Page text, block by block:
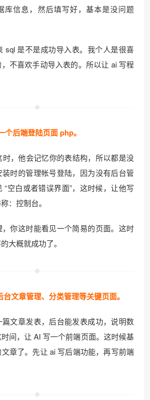
库信息，然后填写好，基本是没问题
sql 是不是成功导入表。我个人是很喜
不喜欢手动导入表的。所以让 ai 写程
后端登陆页面 php。
时，他会记忆你的表结构，所以都是没
时的管理帐号登陆，因为没有后台管
“空白或者错误界面”，这时候，让他写
：控制台。
你这时能看见一个简易的页面。这时
大概就成功了。
文章管理、分类管理等关键页面。
文章发表，后台能发表成功，说明数
间，让 AI 写一个前端页面。这时候基
章了。先让 ai 写后端功能，再写前端